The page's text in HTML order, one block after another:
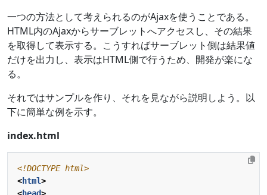
一つの方法として考えられるのがAjaxを使うことである。
HTML内のAjaxからサーブレットへアクセスし、その結果
を取得して表示する。こうすればサーブレット側は結果値
だけを出力し、表示はHTML側で行うため、開発が楽にな
る。
それではサンプルを作り、それを見ながら説明しよう。以
下に簡単な例を示す。
index.html
<!DOCTYPE html>
<html>
<head>